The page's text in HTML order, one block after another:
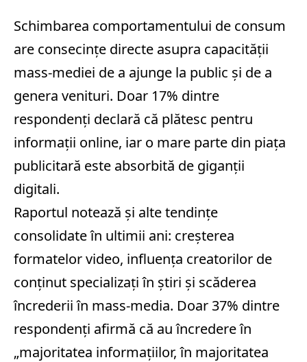
Schimbarea comportamentului de consum
are consecințe directe asupra capacității
mass‑mediei de a ajunge la public și de a
genera venituri. Doar 17% dintre
respondenți declară că plătesc pentru
informații online, iar o mare parte din piața
publicitară este absorbită de giganții
digitali.
Raportul notează și alte tendințe
consolidate în ultimii ani: creșterea
formatelor video, influența creatorilor de
conținut specializați în știri și scăderea
încrederii în mass‑media. Doar 37% dintre
respondenți afirmă că au încredere în
„majoritatea informațiilor, în majoritatea